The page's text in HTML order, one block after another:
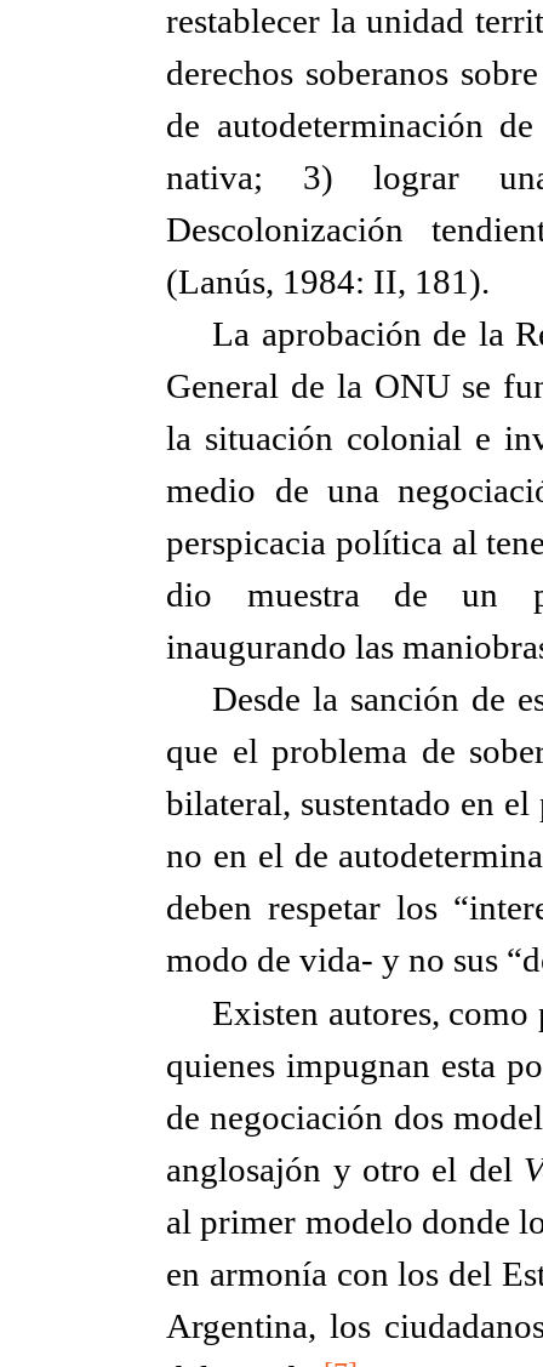
restablecer la unidad
derechos soberanos
de autodeterminación
nativa; 3) lograr
Descolonización
(Lanús, 1984: II, 181).
La aprobación de la
General de la ONU se
la situación colonial e
medio de una
perspicacia política al
dio muestra de un
inaugurando las
Desde la sanción de
que el problema de
bilateral, sustentado en
no en el de
deben respetar los
modo de vida- y no sus
Existen autores,
quienes impugnan esta
de negociación dos
anglosajón y otro el del
al primer modelo donde
en armonía con los del
Argentina, los